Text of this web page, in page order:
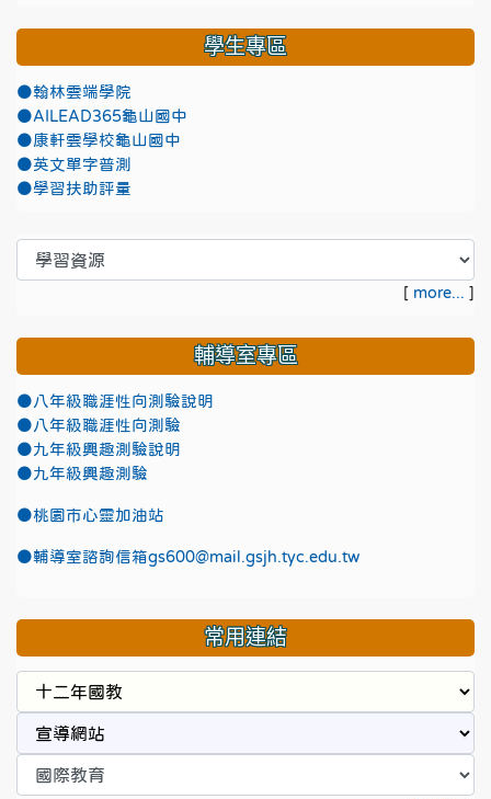
學生專區
●翰林雲端學院
●AILEAD365龜山國中
●康軒雲學校龜山國中
●英文單字普測
●學習扶助評量
[ more... ]
輔導室專區
●八年級職涯性向測驗說明
●八年級職涯性向測驗
●九年級興趣測驗說明
●九年級興趣測驗
●桃園市心靈加油站
●輔導室諮詢信箱gs600@mail.gsjh.tyc.edu.tw
常用連結